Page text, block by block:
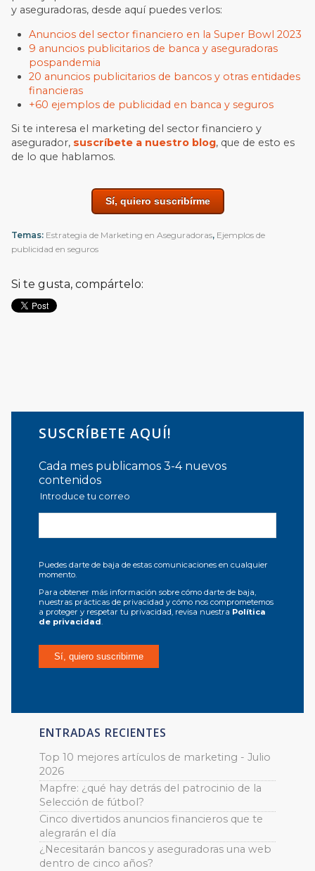
y aseguradoras, desde aquí puedes verlos:
Anuncios del sector financiero en la Super Bowl 2023
9 anuncios publicitarios de banca y aseguradoras
pospandemia
20 anuncios publicitarios de bancos y otras entidades
financieras
+60 ejemplos de publicidad en banca y seguros
Si te interesa el marketing del sector financiero y
asegurador, suscríbete a nuestro blog, que de esto es
de lo que hablamos.
Sí, quiero suscribírme
Temas: Estrategia de Marketing en Aseguradoras, Ejemplos de
publicidad en seguros
Si te gusta, compártelo:
SUSCRÍBETE AQUÍ!
Cada mes publicamos 3-4 nuevos
contenidos
Introduce tu correo
Puedes darte de baja de estas comunicaciones en cualquier
momento.
Para obtener más información sobre cómo darte de baja,
nuestras prácticas de privacidad y cómo nos comprometemos
a proteger y respetar tu privacidad, revisa nuestra Política
de privacidad.
ENTRADAS RECIENTES
Top 10 mejores artículos de marketing - Julio
2026
Mapfre: ¿qué hay detrás del patrocinio de la
Selección de fútbol?
Cinco divertidos anuncios financieros que te
alegrarán el día
¿Necesitarán bancos y aseguradoras una web
dentro de cinco años?